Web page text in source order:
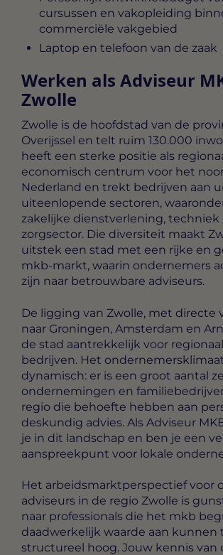
cursussen en vakopleiding
commerciële vakgebied
Laptop en telefoon van de zaak
Werken als Adviseur
Zwolle
Zwolle is de hoofdstad van de
Overijssel en telt ruim 130.000
heeft een sterke positie als
economisch centrum voor het
Nederland en trekt bedrijven aan
uiteenlopende sectoren,
zakelijke dienstverlening, techniek
zorgsector. Die diversiteit maakt
uitstek een stad met een rijke en
mkb-markt, waarin ondernemers
zijn naar betrouwbare adviseurs.
De ligging van Zwolle, met directe
naar Groningen, Amsterdam en
de stad aantrekkelijk voor
bedrijven. Het
dynamisch: er is een groot aantal
ondernemingen en
regio die behoefte hebben aan
deskundig advies. Als Adviseur
je in dit landschap en ben je een
aanspreekpunt voor lokale
Het arbeidsmarktperspectief voor
adviseurs in de regio Zwolle is
naar professionals die het mkb
daadwerkelijk waarde aan kunnen
structureel hoog. Jouw kennis van